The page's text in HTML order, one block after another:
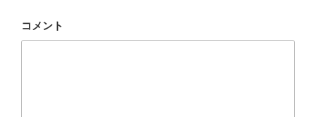
コメント